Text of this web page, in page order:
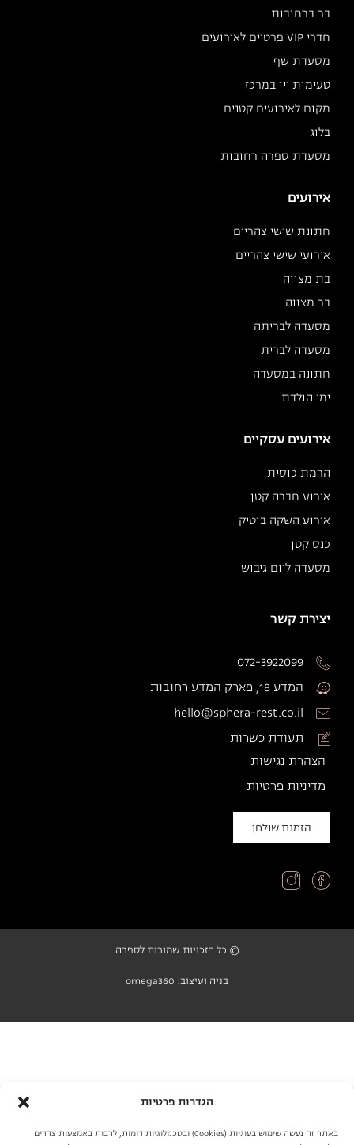
הגדרות פרטיות
באתר זה נעשה שימוש בעוגיות (Cookies) ובטכנולוגיות דומות, לרבות באמצעות צדדים
בר ברחובות
חדרי VIP פרטיים לאירועים
מסעדת שף
טעימות יין במרכז
מקום לאירועים קטנים
בלוג
מסעדת ספרה רחובות
אירועים
חתונת שישי צהריים
אירועי שישי צהריים
בת מצווה
בר מצווה
מסעדה לבריתה
מסעדה לברית
חתונה במסעדה
ימי הולדת
אירועים עסקיים
הרמת כוסית
אירוע חברה קטן
אירוע השקה בוטיק
כנס קטן
מסעדה ליום גיבוש
יצירת קשר
072-3922099
המדע 18, פארק המדע רחובות
hello@sphera-rest.co.il
תעודת כשרות
הצהרת נגישות
מדיניות פרטיות
הזמנת שולחן
© כל הזכויות שמורות לספרה
בניה ועיצוב: omega360